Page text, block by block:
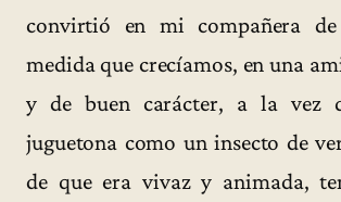
convirtió en mi compañera
medida que crecíamos, en una
y de buen carácter, a la vez
juguetona como un insecto de
de que era vivaz y animada,